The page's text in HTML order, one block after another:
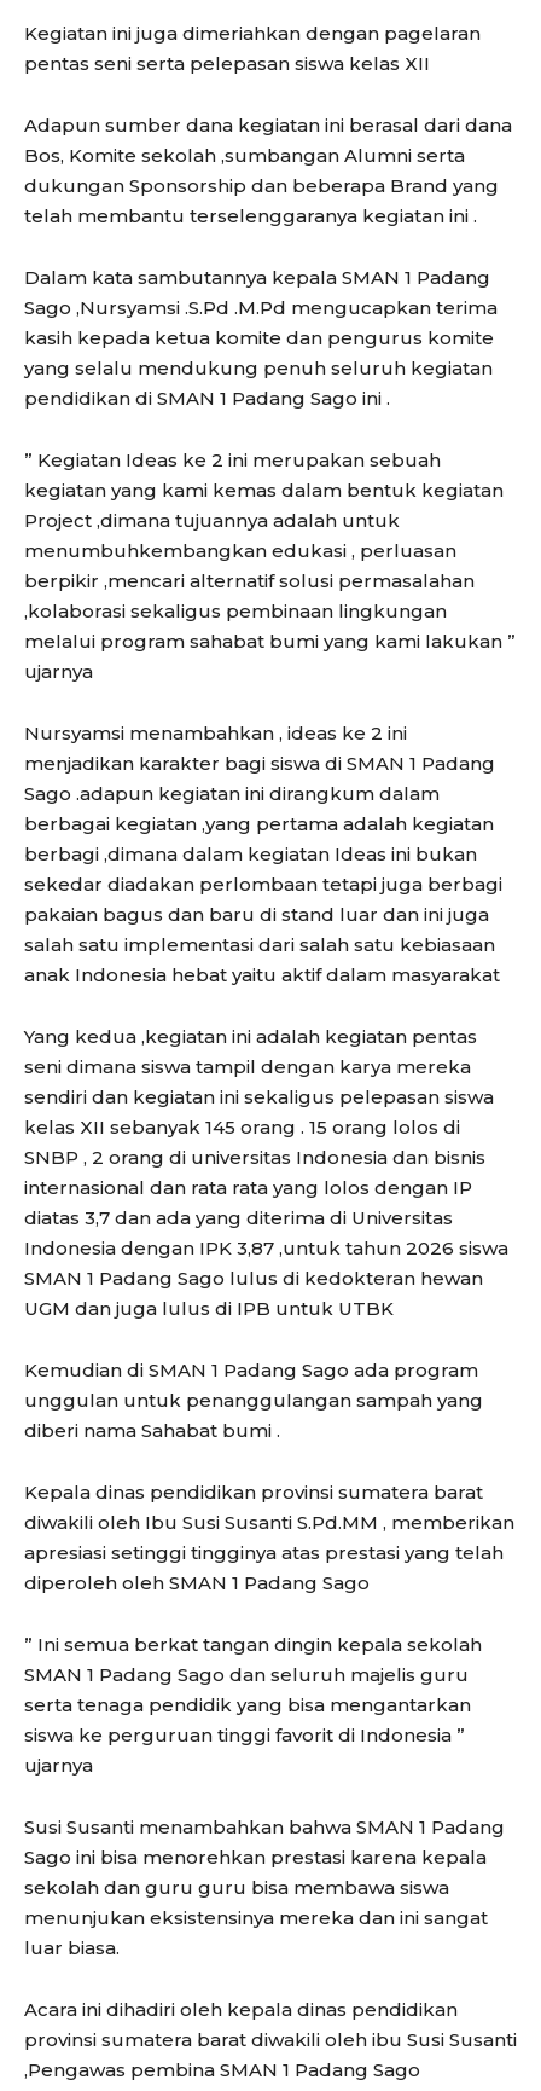
Kegiatan ini juga dimeriahkan dengan pagelaran
pentas seni serta pelepasan siswa kelas XII
Adapun sumber dana kegiatan ini berasal dari dana
Bos, Komite sekolah ,sumbangan Alumni serta
dukungan Sponsorship dan beberapa Brand yang
telah membantu terselenggaranya kegiatan ini .
Dalam kata sambutannya kepala SMAN 1 Padang
Sago ,Nursyamsi .S.Pd .M.Pd mengucapkan terima
kasih kepada ketua komite dan pengurus komite
yang selalu mendukung penuh seluruh kegiatan
pendidikan di SMAN 1 Padang Sago ini .
” Kegiatan Ideas ke 2 ini merupakan sebuah
kegiatan yang kami kemas dalam bentuk kegiatan
Project ,dimana tujuannya adalah untuk
menumbuhkembangkan edukasi , perluasan
berpikir ,mencari alternatif solusi permasalahan
,kolaborasi sekaligus pembinaan lingkungan
melalui program sahabat bumi yang kami lakukan ”
ujarnya
Nursyamsi menambahkan , ideas ke 2 ini
menjadikan karakter bagi siswa di SMAN 1 Padang
Sago .adapun kegiatan ini dirangkum dalam
berbagai kegiatan ,yang pertama adalah kegiatan
berbagi ,dimana dalam kegiatan Ideas ini bukan
sekedar diadakan perlombaan tetapi juga berbagi
pakaian bagus dan baru di stand luar dan ini juga
salah satu implementasi dari salah satu kebiasaan
anak Indonesia hebat yaitu aktif dalam masyarakat
Yang kedua ,kegiatan ini adalah kegiatan pentas
seni dimana siswa tampil dengan karya mereka
sendiri dan kegiatan ini sekaligus pelepasan siswa
kelas XII sebanyak 145 orang . 15 orang lolos di
SNBP , 2 orang di universitas Indonesia dan bisnis
internasional dan rata rata yang lolos dengan IP
diatas 3,7 dan ada yang diterima di Universitas
Indonesia dengan IPK 3,87 ,untuk tahun 2026 siswa
SMAN 1 Padang Sago lulus di kedokteran hewan
UGM dan juga lulus di IPB untuk UTBK
Kemudian di SMAN 1 Padang Sago ada program
unggulan untuk penanggulangan sampah yang
diberi nama Sahabat bumi .
Kepala dinas pendidikan provinsi sumatera barat
diwakili oleh Ibu Susi Susanti S.Pd.MM , memberikan
apresiasi setinggi tingginya atas prestasi yang telah
diperoleh oleh SMAN 1 Padang Sago
” Ini semua berkat tangan dingin kepala sekolah
SMAN 1 Padang Sago dan seluruh majelis guru
serta tenaga pendidik yang bisa mengantarkan
siswa ke perguruan tinggi favorit di Indonesia ”
ujarnya
Susi Susanti menambahkan bahwa SMAN 1 Padang
Sago ini bisa menorehkan prestasi karena kepala
sekolah dan guru guru bisa membawa siswa
menunjukan eksistensinya mereka dan ini sangat
luar biasa.
Acara ini dihadiri oleh kepala dinas pendidikan
provinsi sumatera barat diwakili oleh ibu Susi Susanti
,Pengawas pembina SMAN 1 Padang Sago